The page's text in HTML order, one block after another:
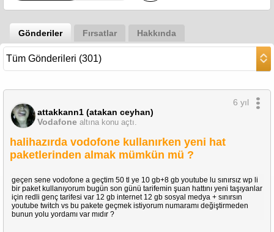
Gönderiler Fırsatlar Hakkında
attakkann1 (atakan ceyhan)
Vodafone altına konu açtı.
6 yıl
halihazırda vodofone kullanırken yeni hat
paketlerinden almak mümkün mü ?
geçen sene vodofone a geçtim 50 tl ye 10 gb+8 gb youtube lu sınırsız wp li
bir paket kullanıyorum bugün son günü tarifemin şuan hattını yeni taşıyanlar
için redli genç tarifesi var 12 gb internet 12 gb sosyal medya + sınırsın
youtube twitch vs bu pakete geçmek istiyorum numaramı değiştirmeden
bunun yolu yordamı var mıdır ?